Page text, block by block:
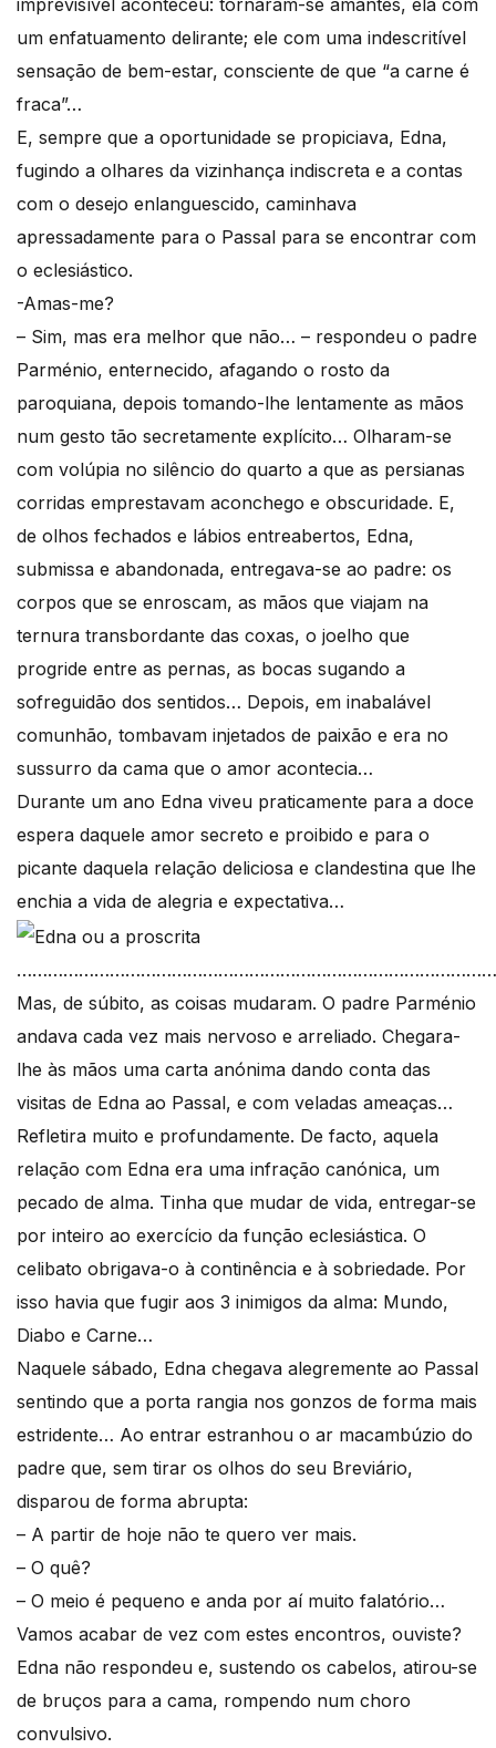
imprevisível aconteceu: tornaram-se amantes, ela com
um enfatuamento delirante; ele com uma indescritível
sensação de bem-estar, consciente de que “a carne é
fraca”…
E, sempre que a oportunidade se propiciava, Edna,
fugindo a olhares da vizinhança indiscreta e a contas
com o desejo enlanguescido, caminhava
apressadamente para o Passal para se encontrar com
o eclesiástico.
-Amas-me?
– Sim, mas era melhor que não… – respondeu o padre
Parménio, enternecido, afagando o rosto da
paroquiana, depois tomando-lhe lentamente as mãos
num gesto tão secretamente explícito… Olharam-se
com volúpia no silêncio do quarto a que as persianas
corridas emprestavam aconchego e obscuridade. E,
de olhos fechados e lábios entreabertos, Edna,
submissa e abandonada, entregava-se ao padre: os
corpos que se enroscam, as mãos que viajam na
ternura transbordante das coxas, o joelho que
progride entre as pernas, as bocas sugando a
sofreguidão dos sentidos… Depois, em inabalável
comunhão, tombavam injetados de paixão e era no
sussurro da cama que o amor acontecia…
Durante um ano Edna viveu praticamente para a doce
espera daquele amor secreto e proibido e para o
picante daquela relação deliciosa e clandestina que lhe
enchia a vida de alegria e expectativa…
Mas, de súbito, as coisas mudaram. O padre Parménio
andava cada vez mais nervoso e arreliado. Chegara-
lhe às mãos uma carta anónima dando conta das
visitas de Edna ao Passal, e com veladas ameaças…
Refletira muito e profundamente. De facto, aquela
relação com Edna era uma infração canónica, um
pecado de alma. Tinha que mudar de vida, entregar-se
por inteiro ao exercício da função eclesiástica. O
celibato obrigava-o à continência e à sobriedade. Por
isso havia que fugir aos 3 inimigos da alma: Mundo,
Diabo e Carne…
Naquele sábado, Edna chegava alegremente ao Passal
sentindo que a porta rangia nos gonzos de forma mais
estridente… Ao entrar estranhou o ar macambúzio do
padre que, sem tirar os olhos do seu Breviário,
disparou de forma abrupta:
– A partir de hoje não te quero ver mais.
– O quê?
– O meio é pequeno e anda por aí muito falatório…
Vamos acabar de vez com estes encontros, ouviste?
Edna não respondeu e, sustendo os cabelos, atirou-se
de bruços para a cama, rompendo num choro
convulsivo.